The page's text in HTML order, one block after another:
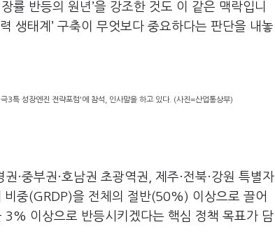
률 반등의 원년’을 강조한 것도 이 같은 맥락입니
생태계’ 구축이 무엇보다 중요하다는 판단을 내놓
3특 성장엔진 전략포럼'에 참석, 인사말을 하고 있다. (사진=산업통상부)
·중부권·호남권 초광역권, 제주·전북·강원 특별자
비중(GRDP)을 전체의 절반(50%) 이상으로 끌어
이상으로 반등시키겠다는 핵심 정책 목표가 담